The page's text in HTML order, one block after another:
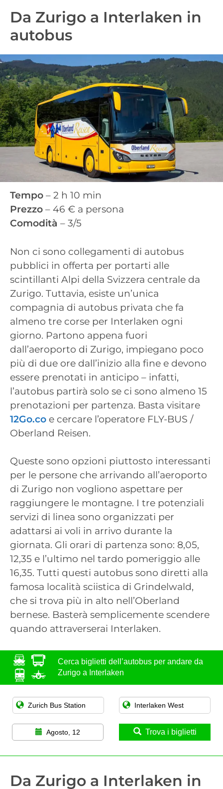
Da Zurigo a Interlaken in
autobus
Tempo – 2 h 10 min
Prezzo – 46 € a persona
Comodità – 3/5
Non ci sono collegamenti di autobus
pubblici in offerta per portarti alle
scintillanti Alpi della Svizzera centrale da
Zurigo. Tuttavia, esiste un’unica
compagnia di autobus privata che fa
almeno tre corse per Interlaken ogni
giorno. Partono appena fuori
dall’aeroporto di Zurigo, impiegano poco
più di due ore dall’inizio alla fine e devono
essere prenotati in anticipo – infatti,
l’autobus partirà solo se ci sono almeno 15
prenotazioni per partenza. Basta visitare
12Go.co e cercare l’operatore FLY-BUS /
Oberland Reisen.
Queste sono opzioni piuttosto interessanti
per le persone che arrivando all’aeroporto
di Zurigo non vogliono aspettare per
raggiungere le montagne. I tre potenziali
servizi di linea sono organizzati per
adattarsi ai voli in arrivo durante la
giornata. Gli orari di partenza sono: 8,05,
12,35 e l’ultimo nel tardo pomeriggio alle
16,35. Tutti questi autobus sono diretti alla
famosa località sciistica di Grindelwald,
che si trova più in alto nell’Oberland
bernese. Basterà semplicemente scendere
quando attraverserai Interlaken.
Cerca biglietti dell’autobus per andare da
Zurigo a Interlaken
Agosto, 12 Trova i biglietti
Da Zurigo a Interlaken in